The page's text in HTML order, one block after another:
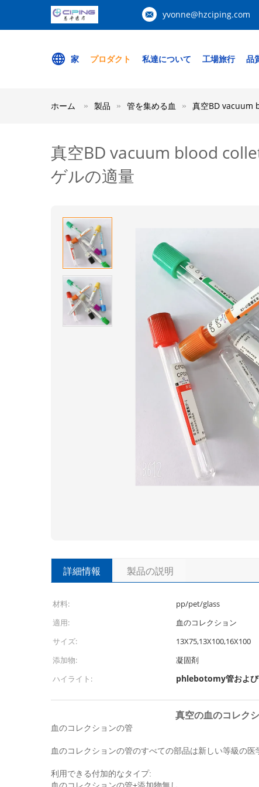
yvonne@hzciping.com
家 プロダクト 私達について 工場旅行 品
ホーム 製品 管を集める血 真空BD vacuum
真空BD vacuum blood
ゲルの適量
詳細情報 製品の説明
材料: pp/pet/glass
適用:
血のコレクション
サイズ:
13X75,13X100,16X100
添加物:
凝固剤
ハイライト:
phlebotomy管および
真空の血のコレク
血のコレクションの管
血のコレクションの管のすべての部品は新しい等級の
利用できる付加的なタイプ: